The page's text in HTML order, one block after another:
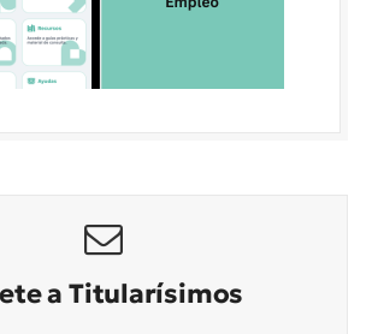
a Titularísimos